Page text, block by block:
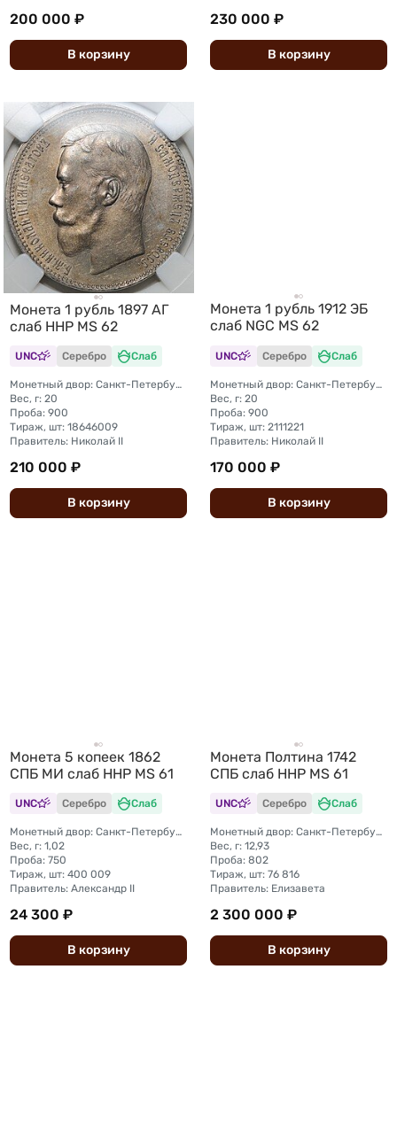
200 000 ₽
В корзину
230 000 ₽
В корзину
Монета 1 рубль 1897 АГ
слаб ННР MS 62
UNC Серебро Слаб
Монетный двор: Санкт-Петербургский монетный двор
Вес, г: 20
Проба: 900
Тираж, шт: 18646009
Правитель: Николай II
210 000 ₽
В корзину
Монета 1 рубль 1912 ЭБ
слаб NGC MS 62
UNC Серебро Слаб
Монетный двор: Санкт-Петербургский монетный двор
Вес, г: 20
Проба: 900
Тираж, шт: 2111221
Правитель: Николай II
170 000 ₽
В корзину
Монета 5 копеек 1862
СПБ МИ слаб ННР MS 61
UNC Серебро Слаб
Монетный двор: Санкт-Петербургский монетный двор
Вес, г: 1,02
Проба: 750
Тираж, шт: 400 009
Правитель: Александр II
24 300 ₽
В корзину
Монета Полтина 1742
СПБ слаб ННР MS 61
UNC Серебро Слаб
Монетный двор: Санкт-Петербургский монетный двор
Вес, г: 12,93
Проба: 802
Тираж, шт: 76 816
Правитель: Елизавета
2 300 000 ₽
В корзину